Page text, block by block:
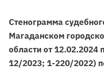
Стенограмма
Магаданском
области от 12.02.2024
12/2023; 1-220/2022)